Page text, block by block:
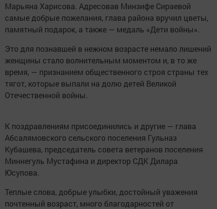
Марьяна Харисова. Адресовав Минзифе Сираевой
самые добрые пожелания, глава района вручил цветы,
памятный подарок, а также — медаль «Дети войны».
Это для познавшей в нежном возрасте немало лишений
женщины стало волнительным моментом и, в то же
время, — признанием общественного строя страны тех
тягот, которые выпали на долю детей Великой
Отечественной войны.
К поздравлениям присоединились и другие — глава
Абсалямовского сельского поселения Гульназ
Кубашева, председатель совета ветеранов поселения
Миннегуль Мустафина и директор СДК Дилара
Юсупова.
Теплые слова, добрые улыбки, достойный уважения
почтенный возраст, много благодарностей от